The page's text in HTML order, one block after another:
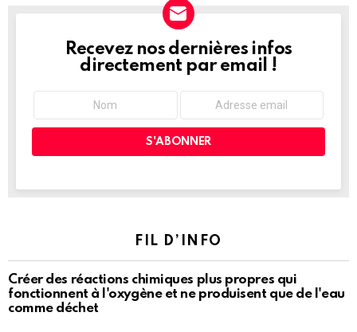
NEWSLETTER
Recevez nos dernières infos
directement par email !
FIL D’INFO
Créer des réactions chimiques plus propres qui
fonctionnent à l'oxygène et ne produisent que de l'eau
comme déchet